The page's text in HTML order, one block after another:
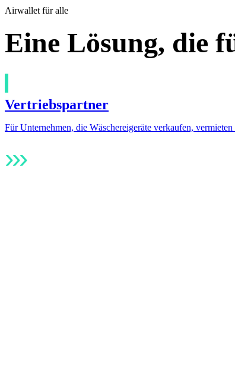
Airwallet für alle
Eine Lösung, die
Vertriebspartner
Für Unternehmen, die Wäschereigeräte verkaufen,
›››